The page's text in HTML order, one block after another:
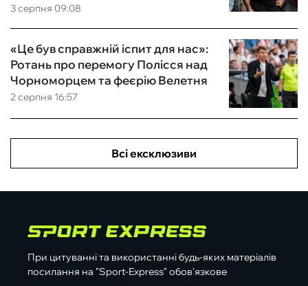
3 серпня 09:08
2 серпня 16:57
«Це був справжній іспит для нас»:
Ротань про перемогу Полісся над
Чорноморцем та феєрію Велетня
Всі ексклюзиви
При цитуванні та використанні будь-яких матеріалів
посилання на "Sport-Express" обов'язкове